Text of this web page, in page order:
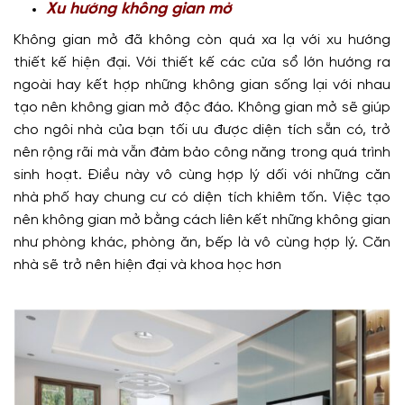
Xu hướng không gian mở
Không gian mở đã không còn quá xa lạ với xu hướng
thiết kế hiện đại. Với thiết kế các cửa sổ lớn hướng ra
ngoài hay kết hợp những không gian sống lại với nhau
tạo nên không gian mở độc đáo. Không gian mở sẽ giúp
cho ngôi nhà của bạn tối ưu được diện tích sẵn có, trở
nên rộng rãi mà vẫn đảm bảo công năng trong quá trình
sinh hoạt. Điều này vô cùng hợp lý dối với những căn
nhà phố hay chung cư có diện tích khiêm tốn. Việc tạo
nên không gian mở bằng cách liên kết những không gian
như phòng khác, phòng ăn, bếp là vô cùng hợp lý. Căn
nhà sẽ trở nên hiện đại và khoa học hơn